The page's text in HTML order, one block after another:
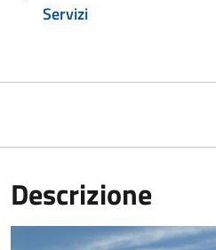
Servizi
Descrizione